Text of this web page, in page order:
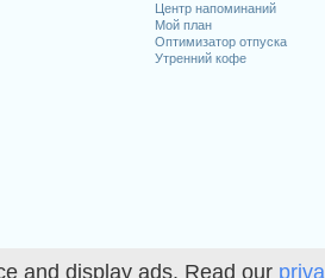
and display ads. Read our
Центр напоминаний
Мой план
Оптимизатор отпуска
Утренний кофе